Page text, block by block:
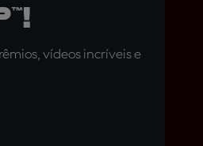
vídeos incríveis e